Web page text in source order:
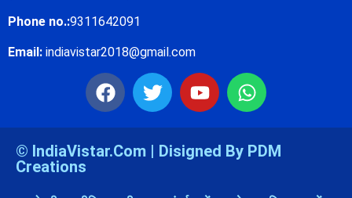
Phone no.:9311642091
Email: indiavistar2018@gmail.com
© IndiaVistar.Com | Disigned By PDM
Creations